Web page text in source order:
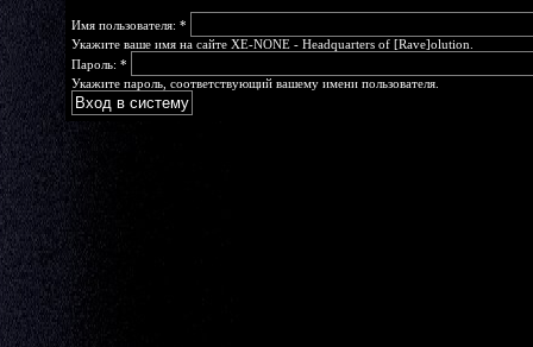
Имя пользователя: *
Укажите ваше имя на сайте XE-NONE - Headquarters of [Rave]olution.
Пароль: *
Укажите пароль, соответствующий вашему имени пользователя.